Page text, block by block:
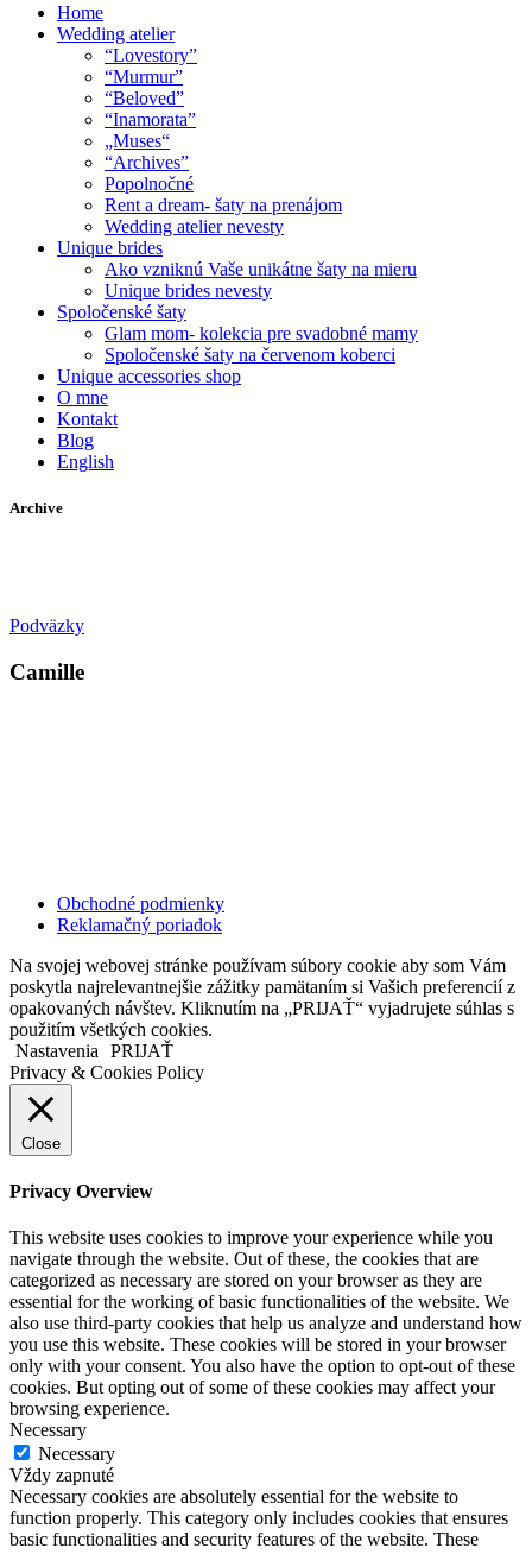
Home
Wedding atelier
“Lovestory”
“Murmur”
“Beloved”
“Inamorata”
„Muses“
“Archives”
Popolnočné
Rent a dream- šaty na prenájom
Wedding atelier nevesty
Unique brides
Ako vzniknú Vaše unikátne šaty na mieru
Unique brides nevesty
Spoločenské šaty
Glam mom- kolekcia pre svadobné mamy
Spoločenské šaty na červenom koberci
Unique accessories shop
O mne
Kontakt
Blog
English
Archive
Podväzky
Camille
Obchodné podmienky
Reklamačný poriadok
Na svojej webovej stránke používam súbory cookie aby som Vám
poskytla najrelevantnejšie zážitky pamätaním si Vašich preferencií z
opakovaných návštev. Kliknutím na „PRIJAŤ“ vyjadrujete súhlas s
použitím všetkých cookies.
Nastavenia
PRIJAŤ
Privacy & Cookies Policy
Close
Privacy Overview
This website uses cookies to improve your experience while you
navigate through the website. Out of these, the cookies that are
categorized as necessary are stored on your browser as they are
essential for the working of basic functionalities of the website. We
also use third-party cookies that help us analyze and understand how
you use this website. These cookies will be stored in your browser
only with your consent. You also have the option to opt-out of these
cookies. But opting out of some of these cookies may affect your
browsing experience.
Necessary
Necessary
Vždy zapnuté
Necessary cookies are absolutely essential for the website to
function properly. This category only includes cookies that ensures
basic functionalities and security features of the website. These